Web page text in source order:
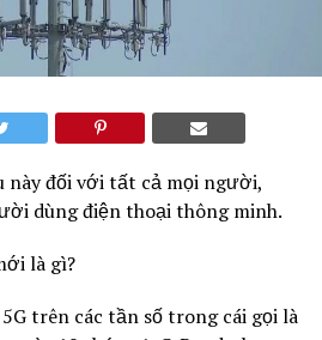
này đối với tất cả mọi người,
dùng điện thoại thông minh.
là gì?
5G trên các tần số trong cái gọi là